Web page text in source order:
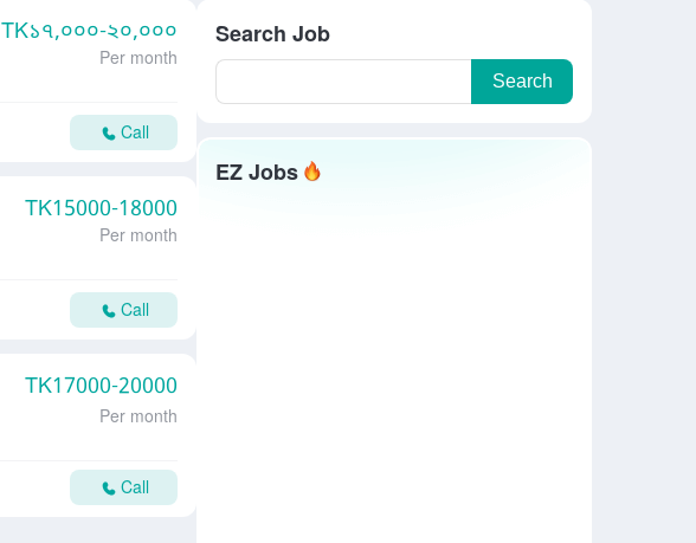
TK১৭,০০০-২০,০০০
Per month
Call
TK15000-18000
Per month
Call
TK17000-20000
Per month
Call
Search Job
Search
EZ Jobs